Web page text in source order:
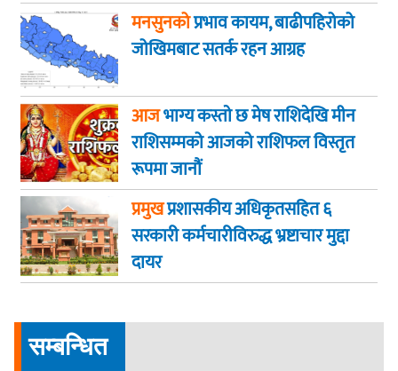
मनसुनकोप्रभाव कायम, बाढीपहिरोको
जोखिमबाट सतर्क रहन आग्रह
आजभाग्य कस्ताे छ मेष राशिदेखि मीन
राशिसम्मको आजको राशिफल विस्तृत
रूपमा जानौं
प्रमुखप्रशासकीय अधिकृतसहित ६
सरकारी कर्मचारीविरुद्ध भ्रष्टाचार मुद्दा
दायर
सम्बन्धित